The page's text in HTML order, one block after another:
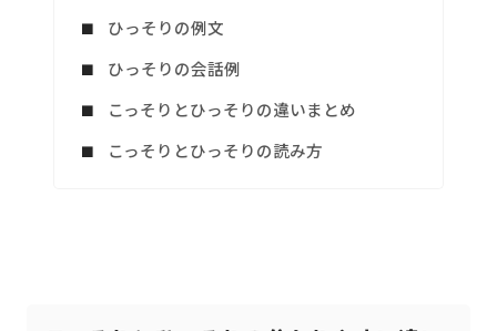
ひっそりの例文
ひっそりの会話例
こっそりとひっそりの違いまとめ
こっそりとひっそりの読み方